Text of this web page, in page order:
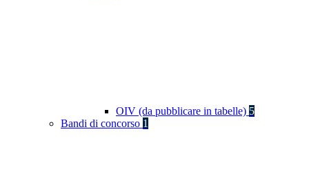
OIV (da pubblicare in tabelle) 5
Bandi di concorso 1